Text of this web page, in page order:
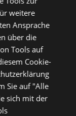
CU-22
CU-22
SP3-RU26
2019
2019
weitere
Ansprache
über die
Tools auf
Cookie-
Sie auf "Alle
sich mit der